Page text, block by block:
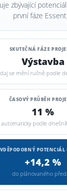
zbývající
první fáze
SKUTEČNÁ FÁZE
Výstavba
se mění ručně podle
ČASOVÝ PRŮBĚH
11 %
automaticky podle
POTENCIÁL
+14,2 %
do plánovaného